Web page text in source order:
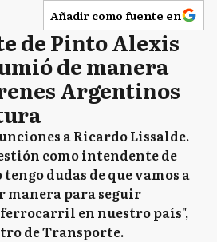
Añadir como fuente en
de Pinto Alexis
de manera
Argentinos
a Ricardo Lissalde.
como intendente de
dudas de que vamos a
manera para seguir
en nuestro país",
de Transporte.